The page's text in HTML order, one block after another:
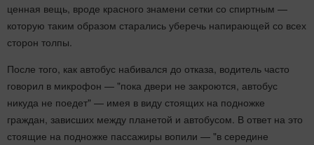
ценная вещь, вроде красного знамени сетки со спиртным —
которую таким образом старались уберечь напирающей со всех
сторон толпы.
После того, как автобус набивался до отказа, водитель часто
говорил в микрофон — "пока двери не закроются, автобус
никуда не поедет" — имея в виду стоящих на подножке
граждан, зависших между планетой и автобусом. В ответ на это
стоящие на подножке пассажиры вопили — "в середине